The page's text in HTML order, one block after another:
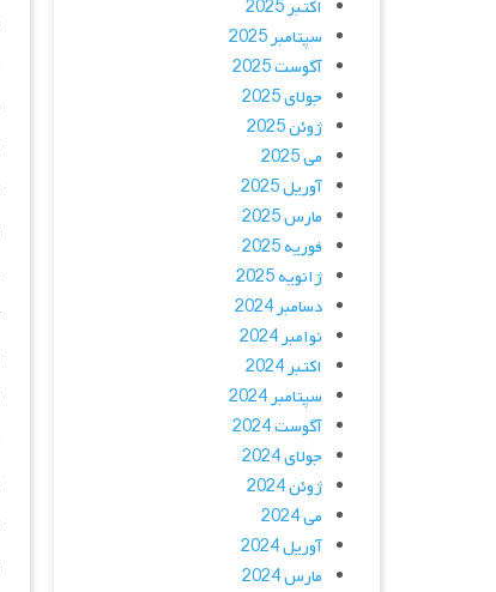
اکتبر 2025
سپتامبر 2025
آگوست 2025
جولای 2025
ژوئن 2025
می 2025
آوریل 2025
مارس 2025
فوریه 2025
ژانویه 2025
دسامبر 2024
نوامبر 2024
اکتبر 2024
سپتامبر 2024
آگوست 2024
جولای 2024
ژوئن 2024
می 2024
آوریل 2024
مارس 2024